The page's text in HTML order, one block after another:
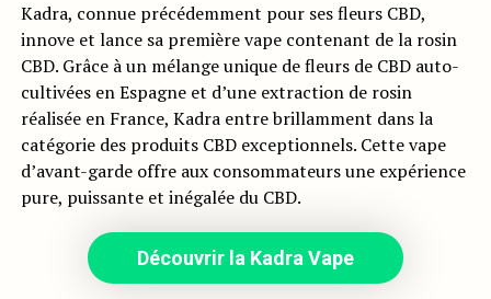
Kadra, connue précédemment pour ses fleurs CBD,
innove et lance sa première vape contenant de la rosin
CBD. Grâce à un mélange unique de fleurs de CBD auto-
cultivées en Espagne et d’une extraction de rosin
réalisée en France, Kadra entre brillamment dans la
catégorie des produits CBD exceptionnels. Cette vape
d’avant-garde offre aux consommateurs une expérience
pure, puissante et inégalée du CBD.
Découvrir la Kadra Vape